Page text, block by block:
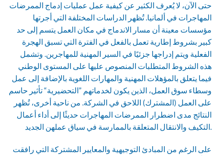
حتى الآن، لا يُعرف الكثير عن كيفية عمل عمليات إدماج الممرضات
المهاجرات في ألمانيا. تُظهر الدراسات المختلفة التي أجرتها
مؤسسات معينة أن مسار الاندماج في مكان العمل يتسم إلى حد
كبير بشروط إطارية تعمل بالفعل في الفترة التي تسبق الهجرة
الفعلية ويتم إدراجها جزئيًا في السير المهنية للمهاجرين. وتشمل
هذه الشروط المتطلبات المنصوص عليها على المستوى الوطني
فيما يتعلق بالمؤهلات المهنية والمهارات اللغوية بالإضافة إلى عمل
وسطاء سوق العمل، الذين يكون لخدماتهم ”التحضيرية“ تأثير حاسم
على العمل (المشترك) اللاحق في الشركة. من ناحية أخرى، تُظهر
النتائج مدى اضطرار الممرضات المهاجرات حديثًا إلى أداء أعمال
التكيف والانتقال المتعلقة بالممارسة في سياق عملهن الجديد.
على الرغم من المبادئ التوجيهية والمعايير المشتركة التي رافقت